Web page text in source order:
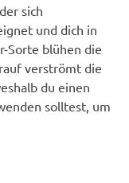
sich
und dich in
Sorte blühen die
verströmt die
du einen
solltest, um